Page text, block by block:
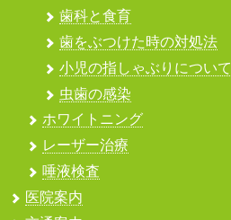
歯科と食育
歯をぶつけた時の対処法
小児の指しゃぶりについて
虫歯の感染
ホワイトニング
レーザー治療
唾液検査
医院案内